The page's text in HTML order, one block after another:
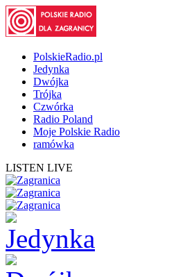
PolskieRadio.pl
Jedynka
Dwójka
Trójka
Czwórka
Radio Poland
Moje Polskie Radio
ramówka
LISTEN LIVE